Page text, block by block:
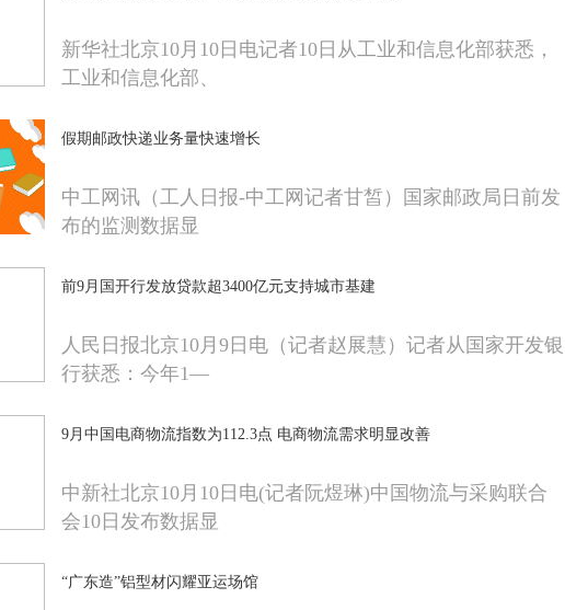
新华社北京10月10日电记者10日从工业和信息化部获悉，
工业和信息化部、
假期邮政快递业务量快速增长
中工网讯（工人日报-中工网记者甘皙）国家邮政局日前发
布的监测数据显
前9月国开行发放贷款超3400亿元支持城市基建
人民日报北京10月9日电（记者赵展慧）记者从国家开发银
行获悉：今年1—
9月中国电商物流指数为112.3点 电商物流需求明显改善
中新社北京10月10日电(记者阮煜琳)中国物流与采购联合
会10日发布数据显
“广东造”铝型材闪耀亚运场馆